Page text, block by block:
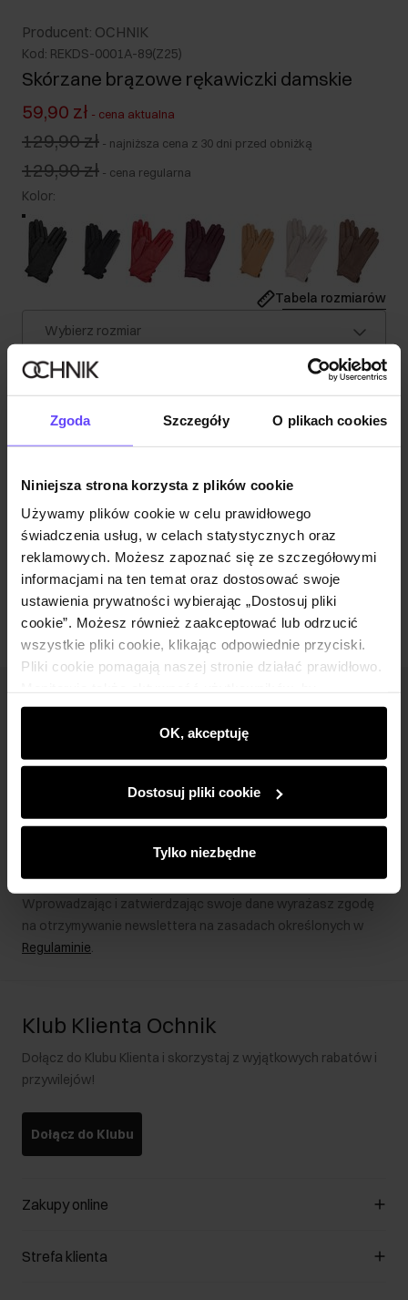
Zgoda Szczegóły O plikach cookies
Niniejsza strona korzysta z plików cookie
Używamy plików cookie w celu prawidłowego
świadczenia usług, w celach statystycznych oraz
reklamowych. Możesz zapoznać się ze szczegółowymi
informacjami na ten temat oraz dostosować swoje
ustawienia prywatności wybierając „Dostosuj pliki
cookie”. Możesz również zaakceptować lub odrzucić
wszystkie pliki cookie, klikając odpowiednie przyciski.
Pliki cookie pomagają naszej stronie działać prawidłowo.
wyświetlać im dopasowane do ich preferencji treści,
rekomendacje oraz komunikaty reklamowe informujące o
najnowszych promocjach w e-sklepie. Informacje o tym,
partnerom społecznościowym, reklamowym i
analitycznym. Partnerzy mogą połączyć te informacje z
podczas korzystania z ich usług.
OK, akceptuję
Dostosuj pliki cookie
Tylko niezbędne
Producent: OCHNIK
Kod: REKDS-0001A-89(Z25)
Skórzane brązowe rękawiczki damskie
59,90 zł - cena aktualna
129,90 zł - najniższa cena z 30 dni przed obniżką
129,90 zł - cena regularna
Kolor:
Tabela rozmiarów
Wybierz rozmiar
Wysyłka w 1 dzień roboczy
Opis produktu
Skład
Opinie
Newsletter
Bądź na bieżąco z nowościami i promocjami!
Zapisz się
Wprowadzając i zatwierdzając swoje dane wyrażasz zgodę
na otrzymywanie newslettera na zasadach określonych w
Regulaminie.
Klub Klienta Ochnik
Dołącz do Klubu Klienta i skorzystaj z wyjątkowych rabatów i
przywilejów!
Dołącz do Klubu
Zakupy online
Zarządzaj cookies
Strefa klienta